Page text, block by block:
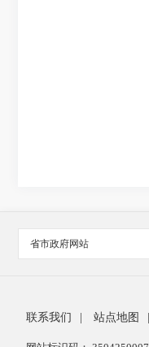
省市政府网站
联系我们 站点地图